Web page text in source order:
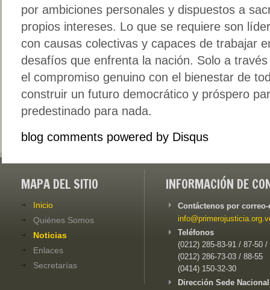
por ambiciones personales y dispuestos a
propios intereses. Lo que se requiere son
con causas colectivas y capaces de trabajar
desafíos que enfrenta la nación. Solo a
el compromiso genuino con el bienestar de
construir un futuro democrático y próspero
predestinado para nada.
blog comments powered by Disqus
MAPA DEL SITIO
Inicio
Quiénes Somos
Noticias
Enlaces
Secretarías
INFORMACIÓN DE
Contáctenos por
Teléfonos
(0212) 285-83-91 / 87-50 /
(0212) 286-73-03 / 88-55
(0414) 150-32-30
Dirección Sede